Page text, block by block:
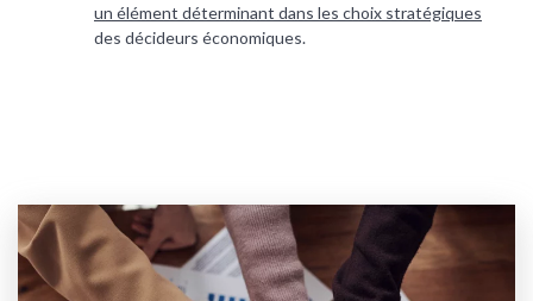
un élément déterminant dans les choix stratégiques
des décideurs économiques.